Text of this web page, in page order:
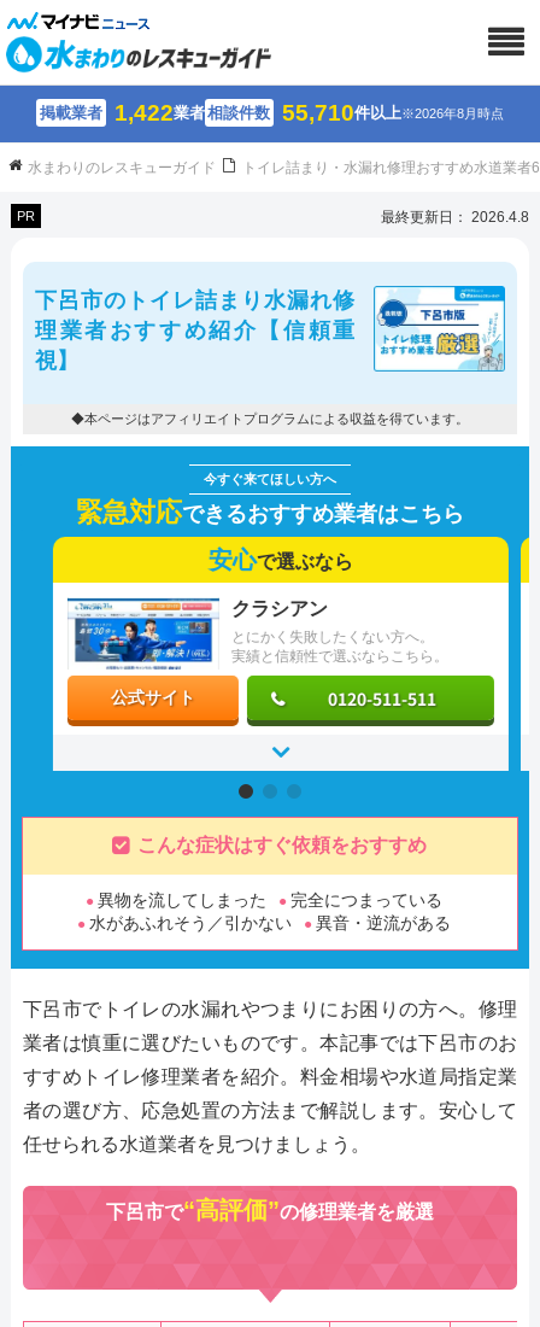
掲載業者 1,422業者相談件数 55,710件以上※2026年8月時点
水まわりのレスキューガイド トイレ詰まり・水漏れ修理おすすめ水道業
PR 最終更新日： 2026.4.8
下呂市のトイレ詰まり水漏れ修
理業者おすすめ紹介【信頼重
視】
◆本ページはアフィリエイトプログラムによる収益を得ています。
緊急対応できるおすすめ業者はこちら
安心で選ぶなら
とにかく失敗したくない方へ。
実績と信頼性で選ぶならこちら。
クラシアン
公式サイト 0120-511-511
こんな症状はすぐ依頼をおすすめ
異物を流してしまった
完全につまっている
水があふれそう／引かない
異音・逆流がある
下呂市でトイレの水漏れやつまりにお困りの方へ。修理
業者は慎重に選びたいものです。本記事では下呂市のお
すすめトイレ修理業者を紹介。料金相場や水道局指定業
者の選び方、応急処置の方法まで解説します。安心して
任せられる水道業者を見つけましょう。
下呂市で“高評価”の修理業者を厳選